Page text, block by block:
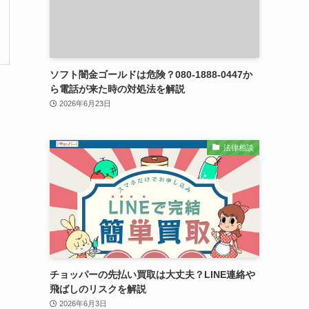
ソフト闇金ゴールドは危険？080-1888-0447か
ら電話が来た時の対処法を解説
2026年6月23日
法律相談
チョッパーの先払い買取は大丈夫？LINE連絡や
飛ばしのリスクを解説
2026年6月3日